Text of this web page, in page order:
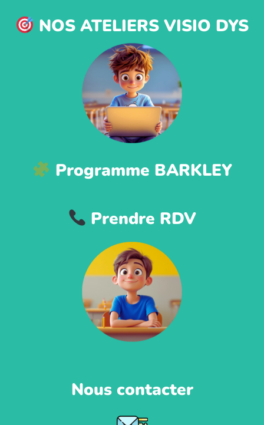
NOS ATELIERS VISIO DYS
Programme BARKLEY
Prendre RDV
Nous contacter